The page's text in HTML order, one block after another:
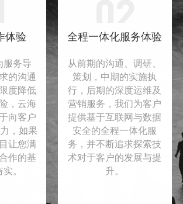
体验
服务导
的沟通
度降低
，云海
向客户
，如果
让您满
作的基
。
全程一体化服务体验
从前期的沟通、调研、
策划，中期的实施执
行，后期的深度运维及
营销服务，我们为客户
提供基于互联网与数据
安全的全程一体化服
务，并不断追求探索技
术对于客户的发展与提
升。